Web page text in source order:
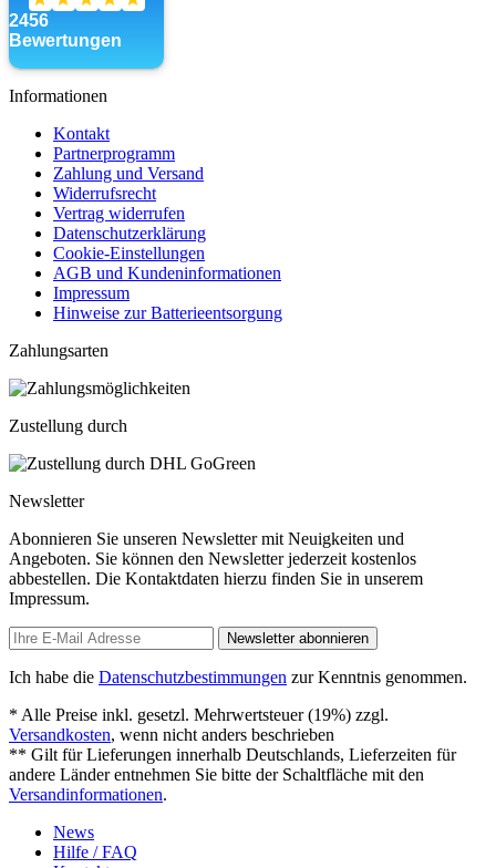
Informationen
Kontakt
Partnerprogramm
Zahlung und Versand
Widerrufsrecht
Vertrag widerrufen
Datenschutzerklärung
Cookie-Einstellungen
AGB und Kundeninformationen
Impressum
Hinweise zur Batterieentsorgung
Zahlungsarten
Zustellung durch
Newsletter
Abonnieren Sie unseren Newsletter mit Neuigkeiten und
Angeboten. Sie können den Newsletter jederzeit kostenlos
abbestellen. Die Kontaktdaten hierzu finden Sie in unserem
Impressum.
Newsletter abonnieren
Ich habe die Datenschutzbestimmungen zur Kenntnis genommen.
* Alle Preise inkl. gesetzl. Mehrwertsteuer (19%) zzgl.
Versandkosten, wenn nicht anders beschrieben
** Gilt für Lieferungen innerhalb Deutschlands, Lieferzeiten für
andere Länder entnehmen Sie bitte der Schaltfläche mit den
Versandinformationen.
News
Hilfe / FAQ